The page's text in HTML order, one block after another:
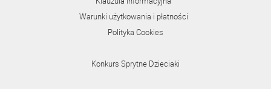
Warunki użytkowania i płatności
Polityka Cookies
Konkurs Sprytne Dzieciaki